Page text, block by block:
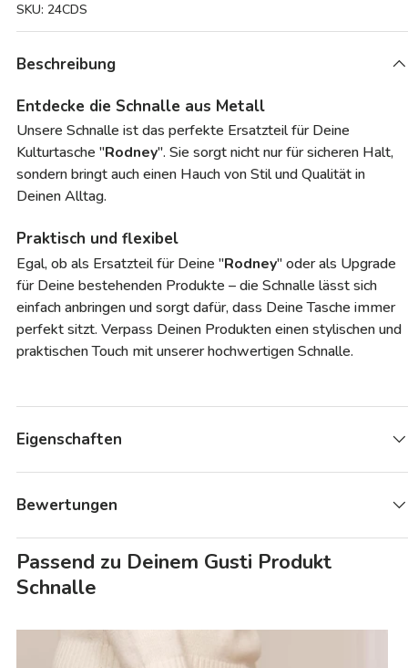
SKU: 24CDS
Beschreibung
Entdecke die Schnalle aus Metall
Unsere Schnalle ist das perfekte Ersatzteil für Deine
Kulturtasche "Rodney". Sie sorgt nicht nur für sicheren Halt,
sondern bringt auch einen Hauch von Stil und Qualität in
Deinen Alltag.
Praktisch und flexibel
Egal, ob als Ersatzteil für Deine "Rodney" oder als Upgrade
für Deine bestehenden Produkte – die Schnalle lässt sich
einfach anbringen und sorgt dafür, dass Deine Tasche immer
perfekt sitzt. Verpass Deinen Produkten einen stylischen und
praktischen Touch mit unserer hochwertigen Schnalle.
Eigenschaften
Bewertungen
Passend zu Deinem Gusti Produkt
Schnalle